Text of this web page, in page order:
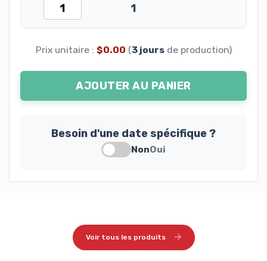
1
Prix unitaire : $0.00 (3 joursde production)
AJOUTER AU PANIER
Besoin d'une date spécifique ?
NonOui
Voir tous les produits